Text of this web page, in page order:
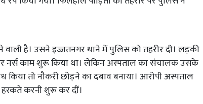
वाली है। उसने इज्जतनगर थाने में पुलिस को तहरीर दी। लड़की
नर्स काम शुरू किया था। लेकिन अस्पताल का संचालक उसके
तो नौकरी छोड़ने का दबाव बनाया। आरोपी अस्पताल
करनी शुरू कर दीं।